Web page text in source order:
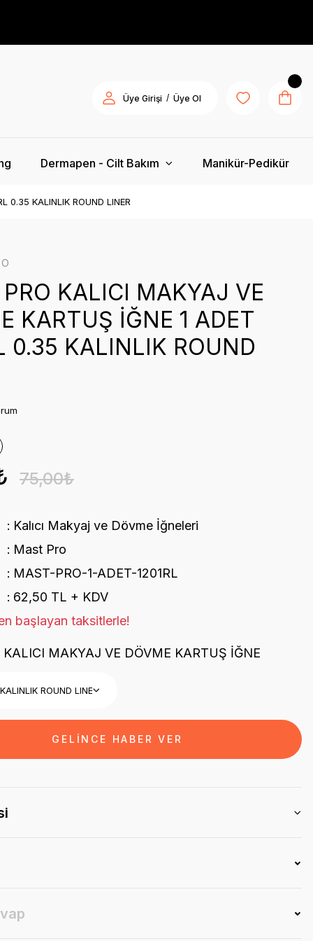
Üye Girişi / Üye Ol
Dermapen - Cilt Bakım Manikür-Pedikür
0.35 KALINLIK ROUND LINER
KALICI MAKYAJ VE
KARTUŞ İĞNE 1 ADET
0.35 KALINLIK ROUND
75,00₺
Kalıcı Makyaj ve Dövme İğneleri
Mast Pro
MAST-PRO-1-ADET-1201RL
62,50 TL + KDV
başlayan taksitlerle!
KALICI MAKYAJ VE DÖVME KARTUŞ İĞNE
GELİNCE HABER VER